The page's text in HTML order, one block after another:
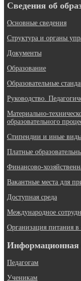
Сведения об
Основные сведения
Структура и органы
Документы
Образование
Образовательные
Руководство.
Материально-
образовательного
Стипендии и иные
Платные
Финансово-
Вакантные места для
Доступная среда
Международное
Организация питания в
Информационная
Педагогам
Ученикам